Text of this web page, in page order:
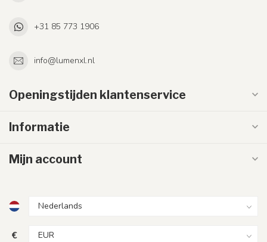
+31 85 773 1906
info@lumenxl.nl
Openingstijden klantenservice
Informatie
Mijn account
€